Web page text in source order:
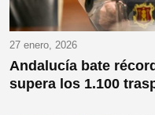
27 enero, 2026
Andalucía bate
supera los 1.100